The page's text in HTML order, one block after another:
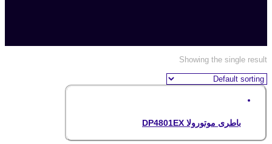
Showing the single result
باطری موتورولا DP4801EX